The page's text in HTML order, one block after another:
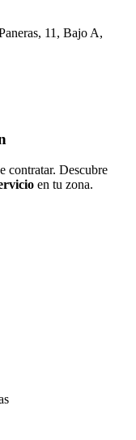
11, Bajo A,
contratar. Descubre
en tu zona.